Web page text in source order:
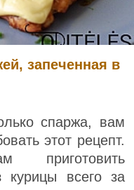
запеченная в
спаржа, вам
этот рецепт.
курицы всего за